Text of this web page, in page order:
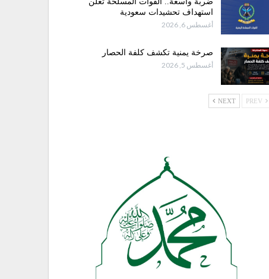
استهداف تحشيدات سعودية
أغسطس 6, 2026
صرخة يمنية تكشف كلفة الحصار
أغسطس 5, 2026
NEXT